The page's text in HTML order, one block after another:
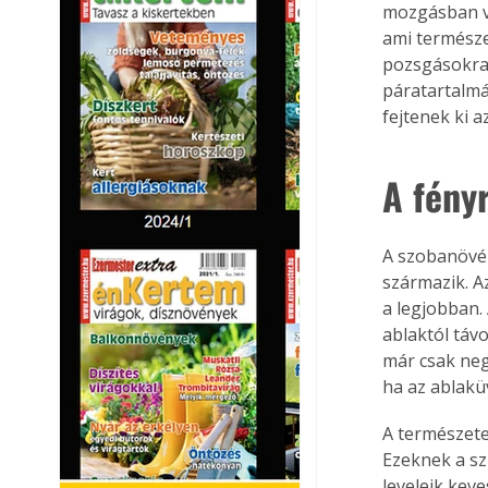
mozgásban
ami
fejtenek ki
A
A
származik.
a
ablaktól
már csak
ha az
A
Ezeknek a